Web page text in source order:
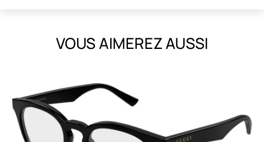
VOUS AIMEREZ AUSSI